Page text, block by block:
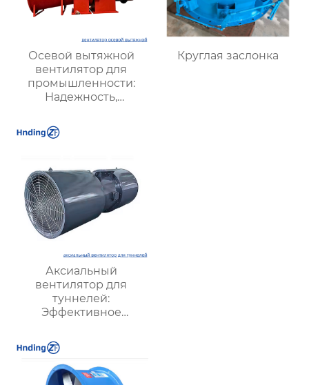
Осевой вытяжной
вентилятор для
промышленности:
Надежность,
и Высокая
Производительность
Круглая заслонка
Аксиальный
вентилятор для
туннелей:
Эффективное
вентиляции
подземных объектов и
шахт